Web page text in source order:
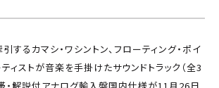
するカマシ・ワシントン、フローティング・ポイ
ィストが音楽を手掛けたサウンドトラック（全3
・解説付アナログ輸入盤国内仕様が11月26日